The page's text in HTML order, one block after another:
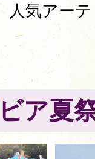
人気アー
ア夏